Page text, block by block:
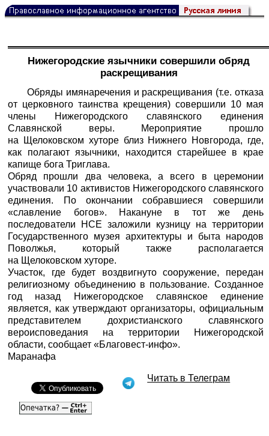
Нижегородские язычники совершили обряд
раскрещивания
Обряды имянаречения и раскрещивания (т.е. отказа
от церковного таинства крещения) совершили 10 мая
члены Нижегородского славянского единения
Славянской веры. Мероприятие прошло
на Щелоковском хуторе близ Нижнего Новгорода, где,
как полагают язычники, находится старейшее в крае
капище бога Триглава.
Обряд прошли два человека, а всего в церемонии
участвовали 10 активистов Нижегородского славянского
единения. По окончании собравшиеся совершили
«славление богов». Накануне в тот же день
последователи НСЕ заложили кузницу на территории
Государственного музея архитектуры и быта народов
Поволжья, который также располагается
на Щелоковском хуторе.
Участок, где будет воздвигнуто сооружение, передан
религиозному объединению в пользование. Созданное
год назад Нижегородское славянское единение
является, как утверждают организаторы, официальным
представителем дохристианского славянского
вероисповедания на территории Нижегородской
области, сообщает «Благовест-инфо».
Маранафа
Читать в Телеграм